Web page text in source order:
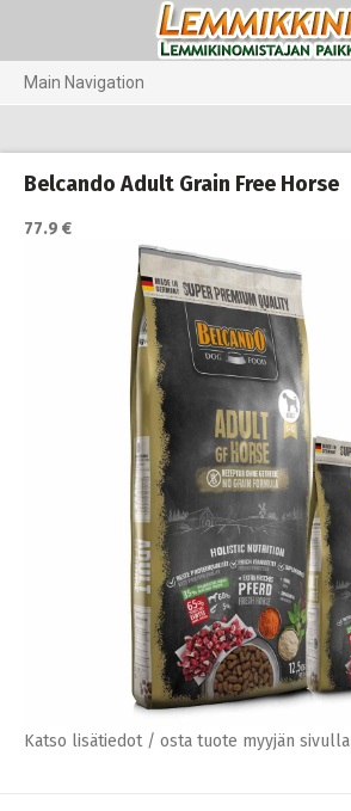
Main Navigation
Kissat
Belcando Adult Grain Free Horse
77.9 €
Katso lisätiedot / osta tuote myyjän sivulla